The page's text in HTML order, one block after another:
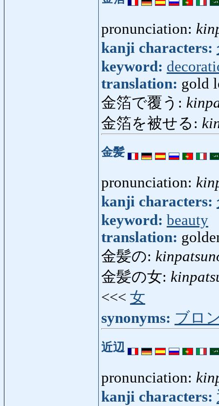
pronunciation:
kanji characters:
keyword:
translation: gold
金箔で覆う:
金箔を被せる:
金髪
pronunciation:
kanji characters:
keyword: beauty
translation:
金髪の:
金髪の女:
<<< 女
synonyms: ブロ
近辺
pronunciation:
kanji characters: